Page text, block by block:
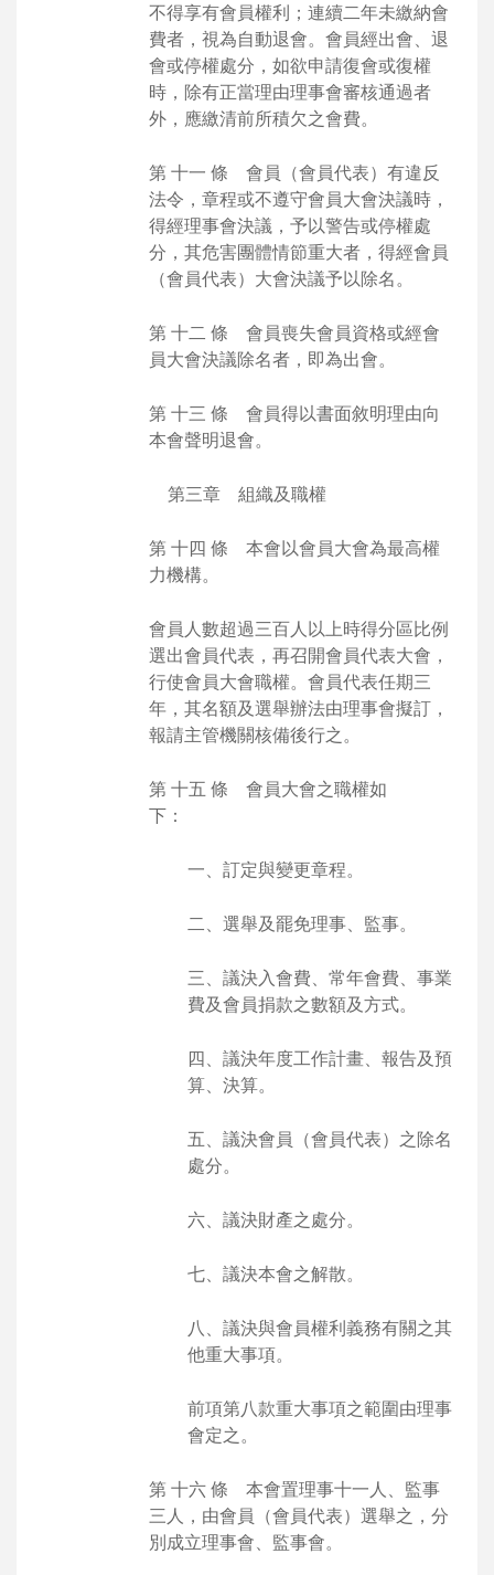
不得享有會員權利；連續二年未繳納會
費者，視為自動退會。會員經出會、退
會或停權處分，如欲申請復會或復權
時，除有正當理由理事會審核通過者
外，應繳清前所積欠之會費。
第 十一 條 會員（會員代表）有違反
法令，章程或不遵守會員大會決議時，
得經理事會決議，予以警告或停權處
分，其危害團體情節重大者，得經會員
（會員代表）大會決議予以除名。
第 十二 條 會員喪失會員資格或經會
員大會決議除名者，即為出會。
第 十三 條 會員得以書面敘明理由向
本會聲明退會。
第三章 組織及職權
第 十四 條 本會以會員大會為最高權
力機構。
會員人數超過三百人以上時得分區比例
選出會員代表，再召開會員代表大會，
行使會員大會職權。會員代表任期三
年，其名額及選舉辦法由理事會擬訂，
報請主管機關核備後行之。
第 十五 條 會員大會之職權如
下：
一、訂定與變更章程。
二、選舉及罷免理事、監事。
三、議決入會費、常年會費、事業
費及會員捐款之數額及方式。
四、議決年度工作計畫、報告及預
算、決算。
五、議決會員（會員代表）之除名
處分。
六、議決財產之處分。
七、議決本會之解散。
八、議決與會員權利義務有關之其
他重大事項。
前項第八款重大事項之範圍由理事
會定之。
第 十六 條 本會置理事十一人、監事
三人，由會員（會員代表）選舉之，分
別成立理事會、監事會。